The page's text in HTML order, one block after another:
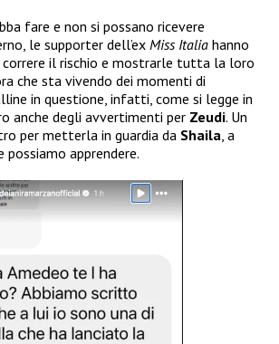
fare e non si possano ricevere
le supporter dell’ex Miss Italia hanno
il rischio e mostrarle tutta la loro
che sta vivendo dei momenti di
in questione, infatti, come si legge in
anche degli avvertimenti per Zeudi. Un
per metterla in guardia da Shaila, a
possiamo apprendere.